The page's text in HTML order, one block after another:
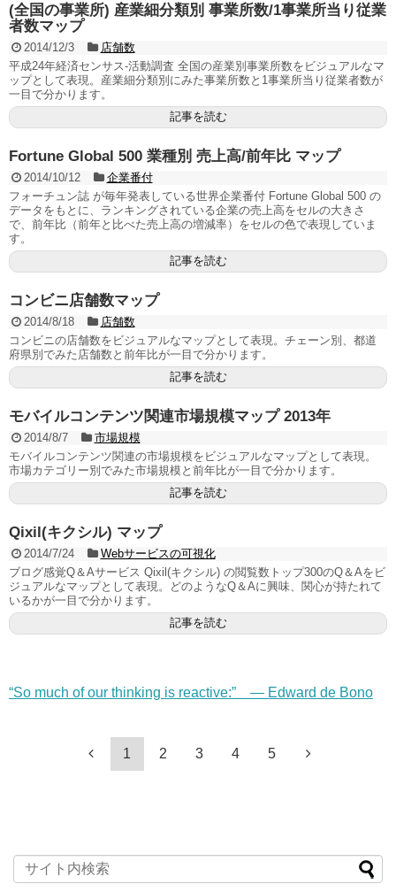
(全国の事業所) 産業細分類別 事業所数/1事業所当り従業
者数マップ
2014/12/3
店舗数
平成24年経済センサス-活動調査 全国の産業別事業所数をビジュアルなマ
ップとして表現。産業細分類別にみた事業所数と1事業所当り従業者数が
一目で分かります。
記事を読む
Fortune Global 500 業種別 売上高/前年比 マップ
2014/10/12
企業番付
フォーチュン誌 が毎年発表している世界企業番付 Fortune Global 500 の
データをもとに、ランキングされている企業の売上高をセルの大きさ
で、前年比（前年と比べた売上高の増減率）をセルの色で表現していま
す。
記事を読む
コンビニ店舗数マップ
2014/8/18
店舗数
コンビニの店舗数をビジュアルなマップとして表現。チェーン別、都道
府県別でみた店舗数と前年比が一目で分かります。
記事を読む
モバイルコンテンツ関連市場規模マップ 2013年
2014/8/7
市場規模
モバイルコンテンツ関連の市場規模をビジュアルなマップとして表現。
市場カテゴリー別でみた市場規模と前年比が一目で分かります。
記事を読む
Qixil(キクシル) マップ
2014/7/24
Webサービスの可視化
ブログ感覚Q＆Aサービス Qixil(キクシル) の閲覧数トップ300のQ＆Aをビ
ジュアルなマップとして表現。どのようなQ＆Aに興味、関心が持たれて
いるかが一目で分かります。
記事を読む
“So much of our thinking is reactive:” — Edward de Bono
1 2 3 4 5